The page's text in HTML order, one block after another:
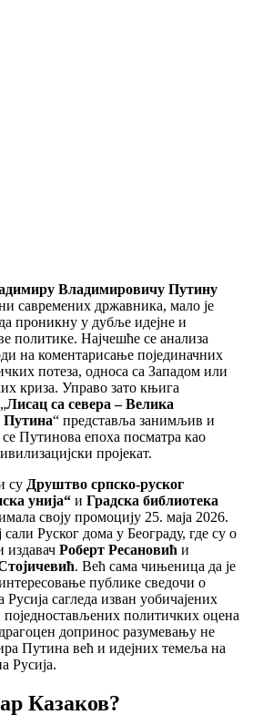
Владимировичу Путину
савремених државника, мало је
проникну у дубље идејне и
политике. Најчешће се анализа
на коментарисање појединачних
потеза, односа са Западом или
криза. Управо зато књига
„Лисац са севера – Велика
Путина“ представља занимљив и
Путинова епоха посматра као
пројекат.
су Друштво српско-руског
унија“ и Градска библиотека
своју промоцију 25. маја 2026.
сали Руског дома у Београду, где су о
издавач Роберт Ресановић и
. Већ сама чињеница да је
публике сведочи о
сагледа изван уобичајених
поједностављених политичких оцена
допринос разумевању не
Путина већ и идејних темеља на
Русија.
Казаков?